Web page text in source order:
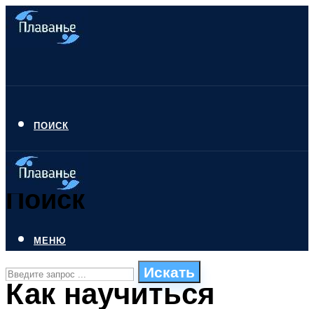
ПОИСК
Поиск
Искать
МЕНЮ
Как научиться